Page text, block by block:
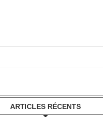
ARTICLES RÉCENTS